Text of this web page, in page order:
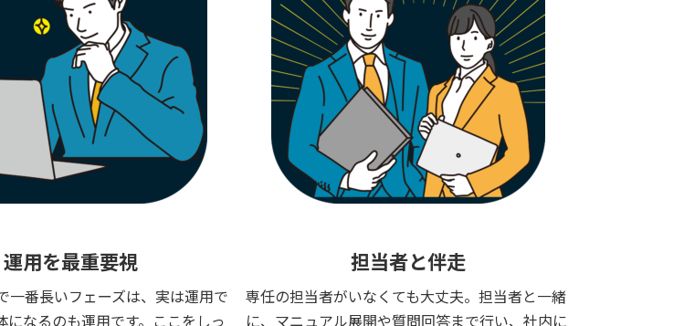
運用を最重要視
一番長いフェーズは、実は運用で
になるのも運用です。ここをしっ
担当者と伴走
専任の担当者がいなくても大丈夫。担当者と一緒
に、マニュアル展開や質問回答まで行い、社内に